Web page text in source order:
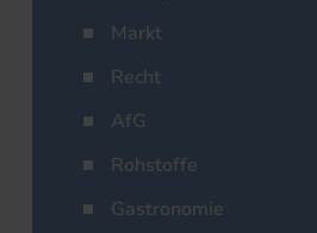
Markt
Recht
AfG
Rohstoffe
Gastronomie